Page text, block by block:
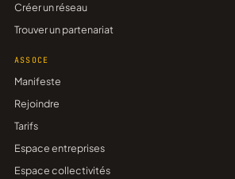
Créer un réseau
Trouver un partenariat
ASSOCE
Manifeste
Rejoindre
Tarifs
Espace entreprises
Espace collectivités